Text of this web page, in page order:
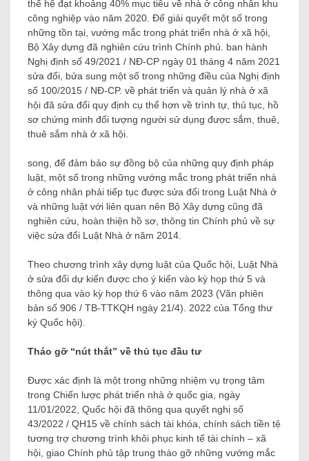
thế hệ đạt khoảng 40% mục tiêu về nhà ở công nhân khu
công nghiệp vào năm 2020. Để giải quyết một số trong
những tồn tại, vướng mắc trong phát triển nhà ở xã hội,
Bộ Xây dựng đã nghiên cứu trình Chính phủ. ban hành
Nghị định số 49/2021 / NĐ-CP ngày 01 tháng 4 năm 2021
sửa đổi, bửa sung một số trong những điều của Nghị định
số 100/2015 / NĐ-CP. về phát triển và quản lý nhà ở xã
hội đã sửa đổi quy định cụ thể hơn về trình tự, thủ tục, hồ
sơ chứng minh đối tượng người sử dụng được sắm, thuê,
thuê sắm nhà ở xã hội.
song, để đảm bảo sự đồng bộ của những quy định pháp
luật, một số trong những vướng mắc trong phát triển nhà
ở công nhân phải tiếp tục được sửa đổi trong Luật Nhà ở
và những luật với liên quan nên Bộ Xây dựng cũng đã
nghiên cứu, hoàn thiện hồ sơ, thông tin Chính phủ về sự
việc sửa đổi Luật Nhà ở năm 2014.
Theo chương trình xây dựng luật của Quốc hội, Luật Nhà
ở sửa đổi dự kiến ​​được cho ý kiến ​​vào kỳ họp thứ 5 và
thông qua vào kỳ họp thứ 6 vào năm 2023 (Văn phiên
bản số 906 / TB-TTKQH ngày 21/4). 2022 của Tổng thư
ký Quốc hội).
Tháo gỡ “nút thắt” về thủ tục đầu tư
Được xác định là một trong những nhiệm vụ trọng tâm
trong Chiến lược phát triển nhà ở quốc gia, ngày
11/01/2022, Quốc hội đã thông qua quyết nghị số
43/2022 / QH15 về chính sách tài khóa, chính sách tiền tệ
tương trợ chương trình khôi phục kinh tế tài chính – xã
hội, giao Chính phủ tập trung tháo gỡ những vướng mắc